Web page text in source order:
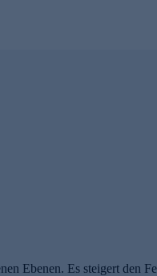
Ebenen. Es steigert den